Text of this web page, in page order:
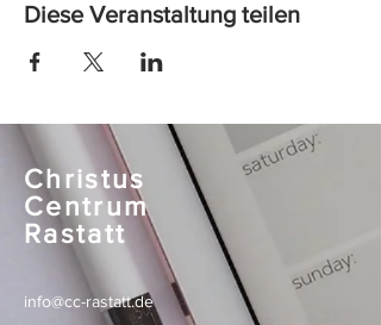
Diese Veranstaltung teilen
Christus
Centrum
Rastatt
info@cc-rastatt.de